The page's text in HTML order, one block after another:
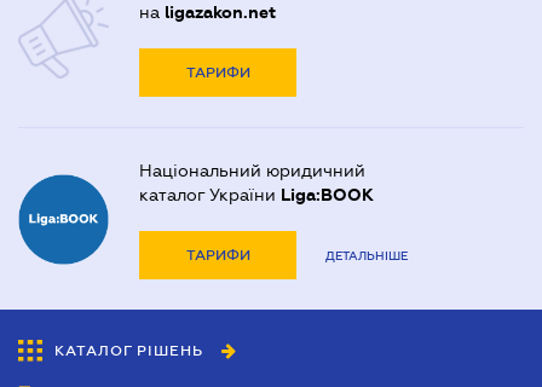
на ligazakon.net
ТАРИФИ
Національний юридичний
каталог України Liga:BOOK
ТАРИФИ ДЕТАЛЬНІШЕ
КАТАЛОГ РІШЕНЬ